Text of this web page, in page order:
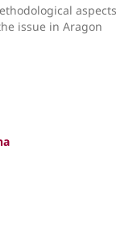
aspects
issue in Aragon